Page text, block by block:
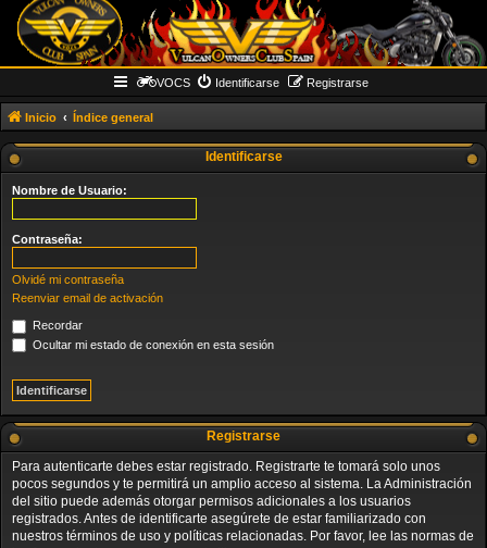
VOCS Identificarse Registrarse
Inicio Índice general
Identificarse
Nombre de Usuario:
Contraseña:
Olvidé mi contraseña
Reenviar email de activación
Recordar
Ocultar mi estado de conexión en esta sesión
Registrarse
Para autenticarte debes estar registrado. Registrarte te tomará solo unos
pocos segundos y te permitirá un amplio acceso al sistema. La Administración
del sitio puede además otorgar permisos adicionales a los usuarios
registrados. Antes de identificarte asegúrete de estar familiarizado con
nuestros términos de uso y políticas relacionadas. Por favor, lee las normas de